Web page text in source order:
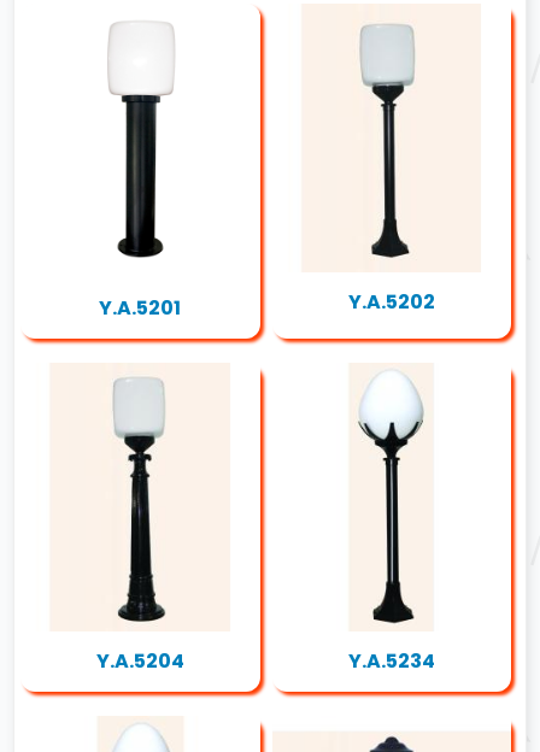
Y.A.5201 Y.A.5202
Y.A.5204 Y.A.5234